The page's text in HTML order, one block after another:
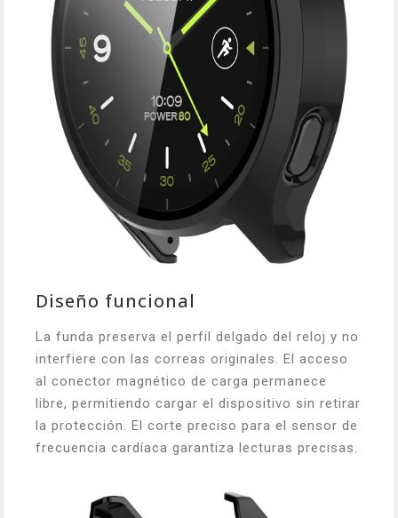
Diseño funcional
La funda preserva el perfil delgado del reloj y no
interfiere con las correas originales. El acceso
al conector magnético de carga permanece
libre, permitiendo cargar el dispositivo sin retirar
la protección. El corte preciso para el sensor de
frecuencia cardíaca garantiza lecturas precisas.